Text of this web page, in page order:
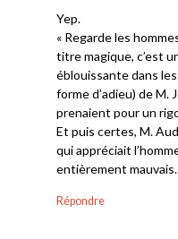
Yep.
« Regarde les
titre magique, c’est
éblouissante dans
forme d’adieu) de M.
prenaient pour un
Et puis certes, M.
qui appréciait
entièrement mauvais.
Répondre